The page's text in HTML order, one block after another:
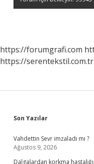
https://forumgrafi.com
https://serentekstil.com.tr
Sidebar
Son Yazılar
Vahdettin Sevr imzaladı mı ?
Ağustos 9, 2026
Dalgalardan korkma